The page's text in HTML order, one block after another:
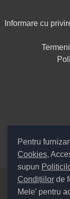
Pentru
Cookies,
supun
Condițiilor de
Mele’ pentru
Informare cu